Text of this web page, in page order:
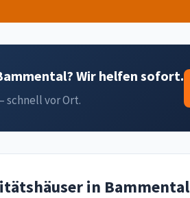
Wir helfen sofort.
schnell vor Ort.
in Bammental